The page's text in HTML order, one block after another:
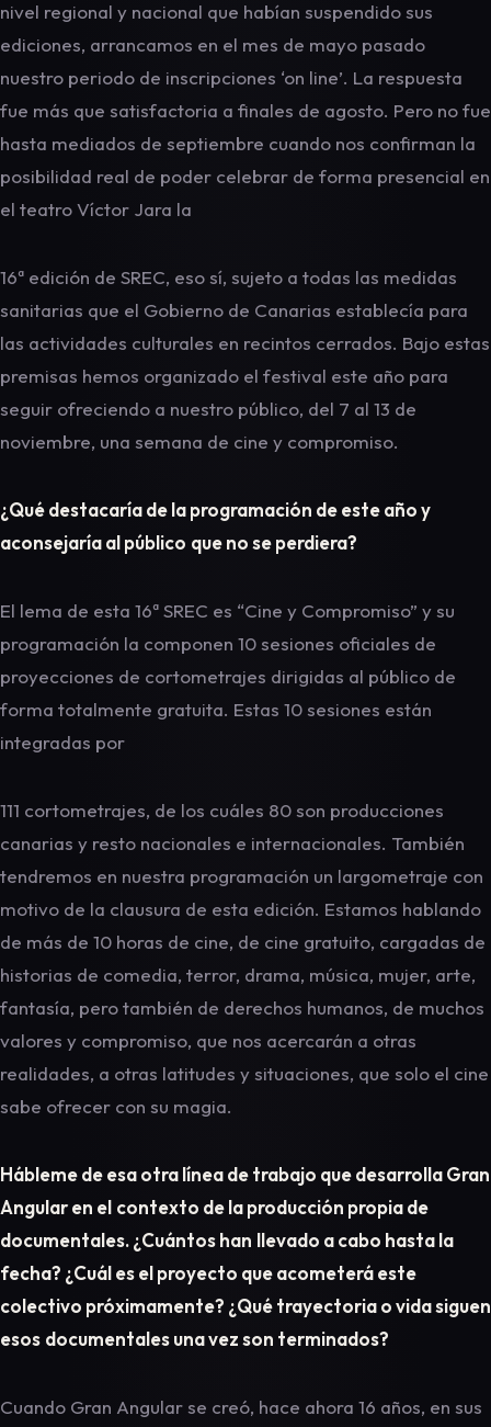
nivel regional y nacional que habían suspendido sus
ediciones, arrancamos en el mes de mayo pasado
nuestro periodo de inscripciones ‘on line’. La respuesta
fue más que satisfactoria a finales de agosto. Pero no fue
hasta mediados de septiembre cuando nos confirman la
posibilidad real de poder celebrar de forma presencial en
el teatro Víctor Jara la
16ª edición de SREC, eso sí, sujeto a todas las medidas
sanitarias que el Gobierno de Canarias establecía para
las actividades culturales en recintos cerrados. Bajo estas
premisas hemos organizado el festival este año para
seguir ofreciendo a nuestro público, del 7 al 13 de
noviembre, una semana de cine y compromiso.
¿Qué destacaría de la programación de este año y
aconsejaría al público que no se perdiera?
El lema de esta 16ª SREC es “Cine y Compromiso” y su
programación la componen 10 sesiones oficiales de
proyecciones de cortometrajes dirigidas al público de
forma totalmente gratuita. Estas 10 sesiones están
integradas por
111 cortometrajes, de los cuáles 80 son producciones
canarias y resto nacionales e internacionales. También
tendremos en nuestra programación un largometraje con
motivo de la clausura de esta edición. Estamos hablando
de más de 10 horas de cine, de cine gratuito, cargadas de
historias de comedia, terror, drama, música, mujer, arte,
fantasía, pero también de derechos humanos, de muchos
valores y compromiso, que nos acercarán a otras
realidades, a otras latitudes y situaciones, que solo el cine
sabe ofrecer con su magia.
Hábleme de esa otra línea de trabajo que desarrolla Gran
Angular en el contexto de la producción propia de
documentales. ¿Cuántos han llevado a cabo hasta la
fecha? ¿Cuál es el proyecto que acometerá este
colectivo próximamente? ¿Qué trayectoria o vida siguen
esos documentales una vez son terminados?
Cuando Gran Angular se creó, hace ahora 16 años, en sus